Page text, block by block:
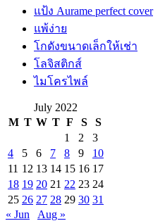
แป้ง Aurame perfect cover
แพ้ง่าย
โกดังขนาดเล็กให้เช่า
โลจิสติกส์
ไมโครไพล์
July 2022
M T W T F S
S
1
2
3
4
5 6 7 8 9
10
11 12 13 14 15 16 17
18 19 20 21 22 23 24
25 26 27 28 29 30 31
« Jun
Aug »